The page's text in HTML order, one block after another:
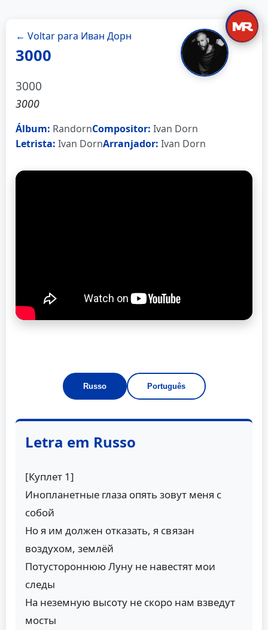
← Voltar para Иван Дорн
3000
3000
3000
Álbum: RandornCompositor: Ivan Dorn
Letrista: Ivan DornArranjador: Ivan Dorn
Russo Português
Letra em Russo
[Куплет 1]
Инопланетные глаза опять зовут меня с
собой
Но я им должен отказать, я связан
воздухом, землёй
Потустороннюю Луну не навестят мои
следы
На неземную высоту не скоро нам взведут
мосты